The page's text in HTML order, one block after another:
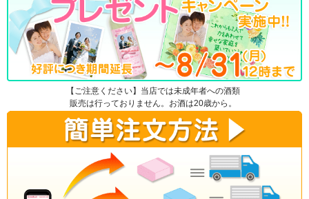
【ご注意ください】当店では未成年者への酒類
販売は行っておりません。お酒は20歳から。